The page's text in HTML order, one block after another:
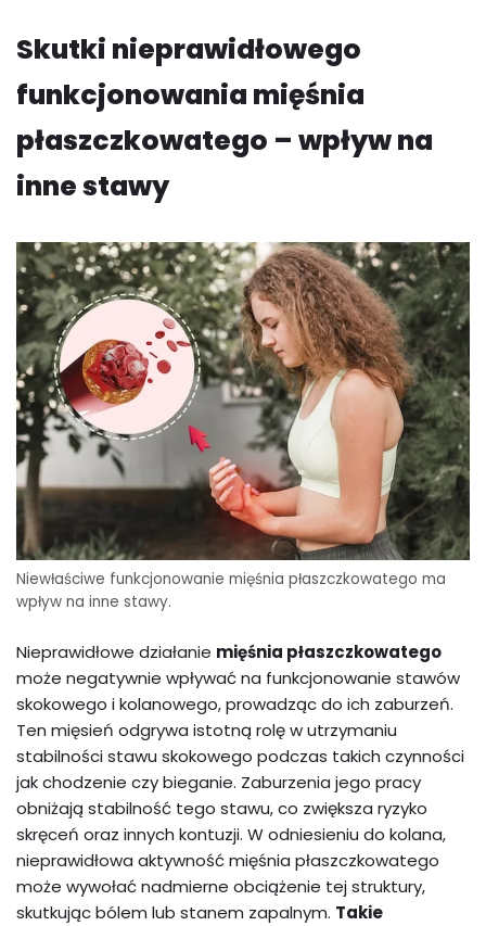
Skutki nieprawidłowego
funkcjonowania mięśnia
płaszczkowatego – wpływ na
inne stawy
Niewłaściwe funkcjonowanie mięśnia płaszczkowatego ma
wpływ na inne stawy.
Nieprawidłowe działanie mięśnia płaszczkowatego
może negatywnie wpływać na funkcjonowanie stawów
skokowego i kolanowego, prowadząc do ich zaburzeń.
Ten mięsień odgrywa istotną rolę w utrzymaniu
stabilności stawu skokowego podczas takich czynności
jak chodzenie czy bieganie. Zaburzenia jego pracy
obniżają stabilność tego stawu, co zwiększa ryzyko
skręceń oraz innych kontuzji. W odniesieniu do kolana,
nieprawidłowa aktywność mięśnia płaszczkowatego
może wywołać nadmierne obciążenie tej struktury,
skutkując bólem lub stanem zapalnym. Takie